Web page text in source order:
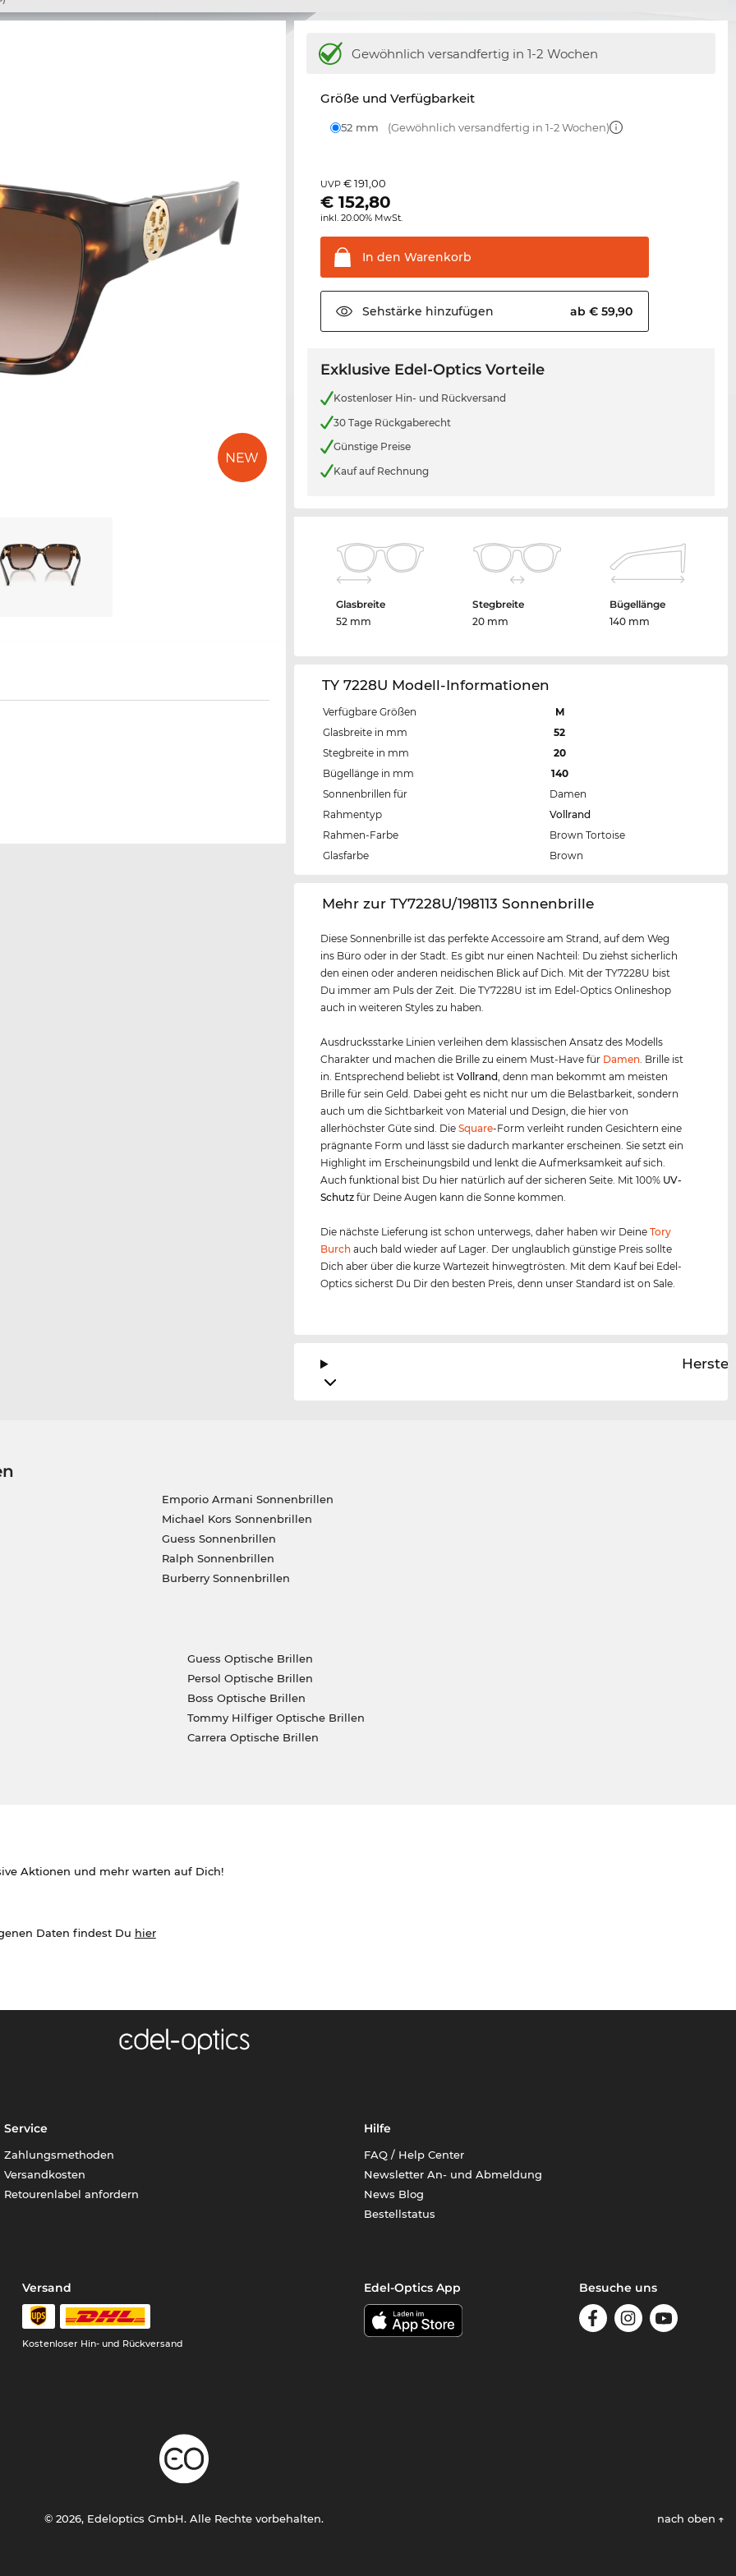
Gewöhnlich versandfertig in 1-2 Wochen
Größe und Verfügbarkeit
52 mm (Gewöhnlich versandfertig in 1-2 Wochen)
UVP€ 191,00
€152,80
inkl. 20.00% MwSt.
In den Warenkorb
Sehstärke hinzufügen ab € 59,90
Exklusive Edel-Optics Vorteile
Kostenloser Hin- und Rückversand
30 Tage Rückgaberecht
Günstige Preise
Kauf auf Rechnung
Glasbreite
52 mm
Stegbreite
20 mm
Bügellänge
140 mm
TY 7228U Modell-Informationen
Verfügbare Größen
M
Glasbreite in mm
52
Stegbreite in mm
20
Bügellänge in mm
140
Sonnenbrillen für
Damen
Rahmentyp
Vollrand
Rahmen-Farbe
Brown Tortoise
Glasfarbe
Brown
‌Mehr zur TY7228U/198113 Sonnenbrille
Diese Sonnenbrille ist das perfekte Accessoire am Strand, auf dem Weg
ins Büro oder in der Stadt. Es gibt nur einen Nachteil: Du ziehst sicherlich
den einen oder anderen neidischen Blick auf Dich. Mit der TY7228U bist
Du immer am Puls der Zeit. Die TY7228U ist im Edel-Optics Onlineshop
auch in weiteren Styles zu haben.
Ausdrucksstarke Linien verleihen dem klassischen Ansatz des Modells
Charakter und machen die Brille zu einem Must-Have für Damen. Brille ist
in. Entsprechend beliebt istVollrand, denn man bekommt am meisten
Brille für sein Geld. Dabei geht es nicht nur um die Belastbarkeit, sondern
auch um die Sichtbarkeit von Material und Design, die hier von
allerhöchster Güte sind. DieSquare-Form verleiht runden Gesichtern eine
prägnante Form und lässt sie dadurch markanter erscheinen. Sie setzt ein
Highlight im Erscheinungsbild und lenkt die Aufmerksamkeit auf sich.
Auch funktional bist Du hier natürlich auf der sicheren Seite. Mit 100% UV-
Schutz für Deine Augen kann die Sonne kommen.
Die nächste Lieferung ist schon unterwegs, daher haben wir DeineTory
Burch auch bald wieder auf Lager. Der unglaublich günstige Preis sollte
Dich aber über die kurze Wartezeit hinwegtrösten. Mit dem Kauf bei Edel-
Optics sicherst Du Dir den besten Preis, denn unser Standard ist on Sale.
Emporio Armani Sonnenbrillen
Michael Kors Sonnenbrillen
Guess Sonnenbrillen
Ralph Sonnenbrillen
Burberry Sonnenbrillen
Guess Optische Brillen
Persol Optische Brillen
Boss Optische Brillen
Tommy Hilfiger Optische Brillen
Carrera Optische Brillen
Aktionen und mehr warten auf Dich!
Daten findest Du hier
Service
Zahlungsmethoden
Versandkosten
Retourenlabel anfordern
Hilfe
FAQ / Help Center
Newsletter An- und Abmeldung
News Blog
Bestellstatus
Versand
Kostenloser Hin- und Rückversand
Edel-Optics App Besuche uns
© 2026, Edeloptics GmbH. Alle Rechte vorbehalten. nach oben